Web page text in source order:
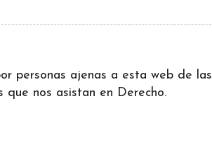
personas ajenas a esta web de las
que nos asistan en Derecho.